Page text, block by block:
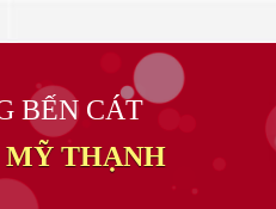
BẾN CÁT
MỸ THẠNH